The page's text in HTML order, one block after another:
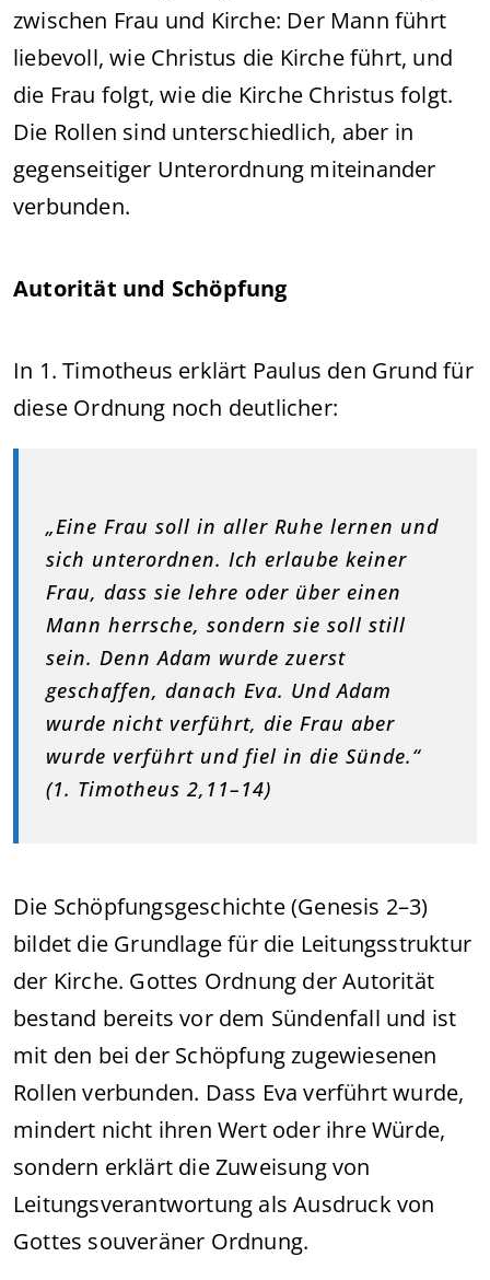
zwischen Frau und Kirche: Der Mann führt
liebevoll, wie Christus die Kirche führt, und
die Frau folgt, wie die Kirche Christus folgt.
Die Rollen sind unterschiedlich, aber in
gegenseitiger Unterordnung miteinander
verbunden.
Autorität und Schöpfung
In 1. Timotheus erklärt Paulus den Grund für
diese Ordnung noch deutlicher:
„Eine Frau soll in aller Ruhe lernen und
sich unterordnen. Ich erlaube keiner
Frau, dass sie lehre oder über einen
Mann herrsche, sondern sie soll still
sein. Denn Adam wurde zuerst
geschaffen, danach Eva. Und Adam
wurde nicht verführt, die Frau aber
wurde verführt und fiel in die Sünde.“
(1. Timotheus 2,11–14)
Die Schöpfungsgeschichte (Genesis 2–3)
bildet die Grundlage für die Leitungsstruktur
der Kirche. Gottes Ordnung der Autorität
bestand bereits vor dem Sündenfall und ist
mit den bei der Schöpfung zugewiesenen
Rollen verbunden. Dass Eva verführt wurde,
mindert nicht ihren Wert oder ihre Würde,
sondern erklärt die Zuweisung von
Leitungsverantwortung als Ausdruck von
Gottes souveräner Ordnung.